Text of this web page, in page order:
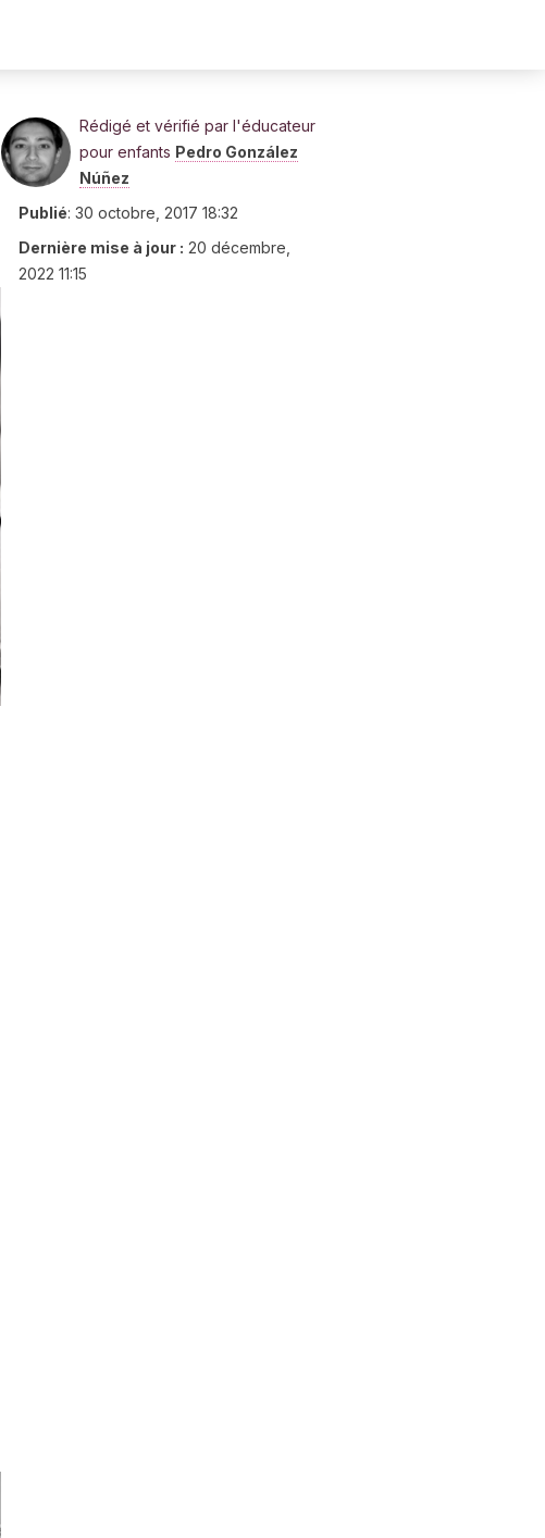
Rédigé et vérifié par l'éducateur
pour enfants Pedro González
Núñez
Publié: 30 octobre, 2017 18:32
Dernière mise à jour : 20 décembre,
2022 11:15